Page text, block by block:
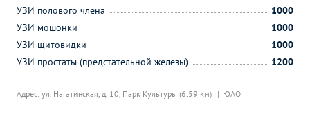
Адрес: ул. Нагатинская, д. 10, Парк Культуры (6.59 км) ЮАО
УЗИ полового члена
1000
УЗИ мошонки
1000
УЗИ щитовидки
1000
УЗИ простаты (предстательной железы)
1200